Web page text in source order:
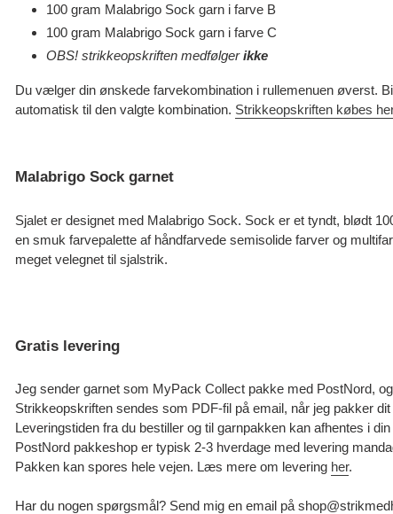
100 gram Malabrigo Sock garn i farve B
100 gram Malabrigo Sock garn i farve C
OBS! strikkeopskriften medfølgerikke
Du vælger din ønskede farvekombination i rullemenuen øverst.
automatisk til den valgte kombination. Strikkeopskriften købes her
Malabrigo Sock garnet
Sjalet er designet med Malabrigo Sock. Sock er et tyndt, blødt
en smuk farvepalette af håndfarvede semisolide farver og
meget velegnet til sjalstrik.
Gratis levering
Jeg sender garnet som MyPack Collect pakke med PostNord,
Strikkeopskriften sendes som PDF-fil på email, når jeg pakker dit
Leveringstiden fra du bestiller og til garnpakken kan afhentes i
PostNord pakkeshop er typisk 2-3 hverdage med levering
Pakken kan spores hele vejen. Læs mere om levering her.
Har du nogen spørgsmål? Send mig en email på